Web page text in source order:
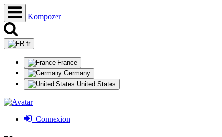
Kompozer
fr
France
Germany
United States
Connexion